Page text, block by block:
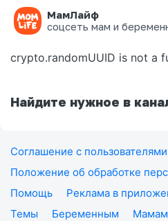
МамЛайф
соцсеть мам и
Ошибка на
crypto.randomUUID is not a
Найдите нужное в
Соглашение с пользователями
Положение об обработке
Помощь
Реклама в
Темы
Беременным Мамам